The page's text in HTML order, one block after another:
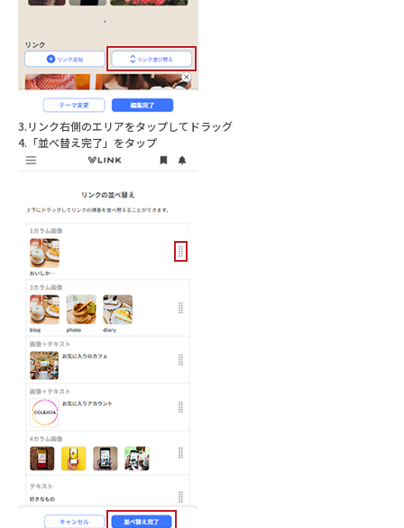
3.リンク右側のエリアをタップしてドラッグ
4.「並べ替え完了」をタップ